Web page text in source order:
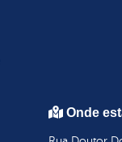
Onde